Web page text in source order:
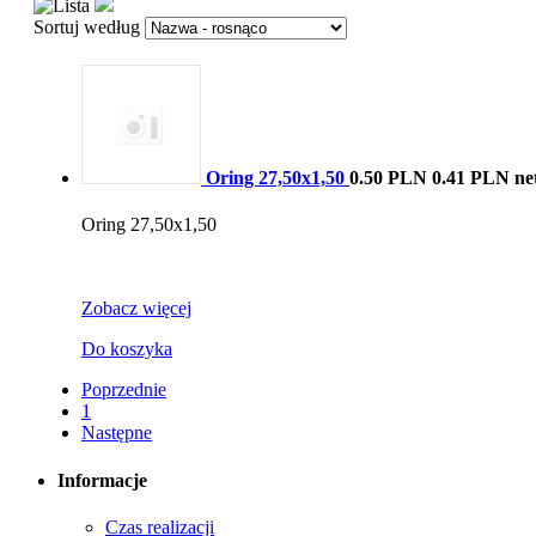
Sortuj według
Oring 27,50x1,50 0.50 PLN 0.41 PLN
Oring 27,50x1,50
Zobacz więcej
Do koszyka
Poprzednie
1
Następne
Informacje
Czas realizacji